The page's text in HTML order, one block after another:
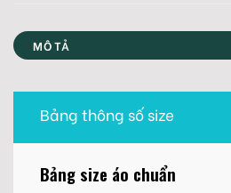
MÔ TẢ
Bảng thông số size
Bảng size áo chuẩn